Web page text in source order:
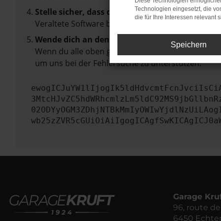
Stelle sicher, dass dein Browser und dein
Veraltete Software birgt nicht nur ein
Wende dich an den Webseitenbetreiber.
Wenn du alle oben genannten Schritte versucht
um uns bei der Fehlersuche zu unterstützen:
Garage
96, route
6450
Technologien eingesetzt, die
die für Ihre Interessen relevant
Speichern